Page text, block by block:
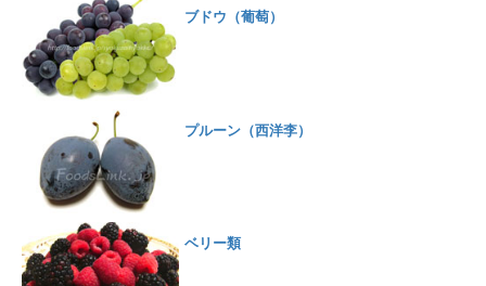
ブドウ（葡萄）
プルーン（西洋李）
ベリー類